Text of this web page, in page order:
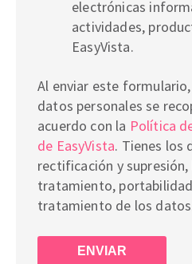
electrónicas
actividades,
EasyVista.
Al enviar este
datos personales se
acuerdo con la Política
de EasyVista. Tienes los
rectificación y
tratamiento,
tratamiento de los